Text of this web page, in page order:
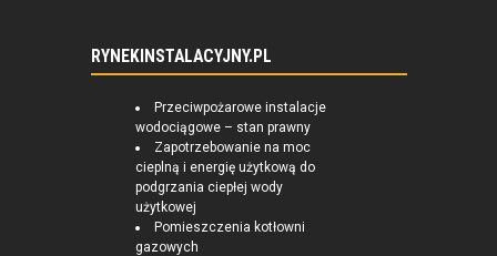
RYNEKINSTALACYJNY.PL
Przeciwpożarowe instalacje
wodociągowe – stan prawny
Zapotrzebowanie na moc
cieplną i energię użytkową do
podgrzania ciepłej wody
użytkowej
Pomieszczenia kotłowni
gazowych